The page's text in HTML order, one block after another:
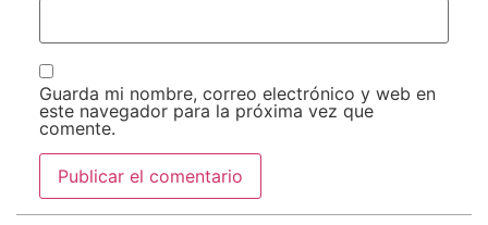
Guarda mi nombre, correo electrónico y web en
este navegador para la próxima vez que
comente.